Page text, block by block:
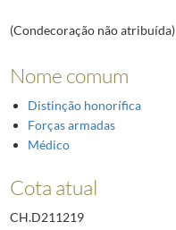
(Condecoração não atribuída)
Nome comum
Distinção honorífica
Forças armadas
Médico
Cota atual
CH.D211219